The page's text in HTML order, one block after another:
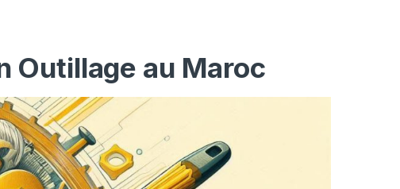
Outillage au Maroc